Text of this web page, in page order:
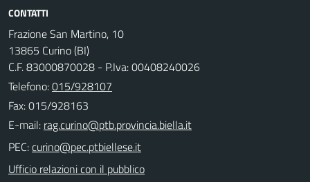
CONTATTI
Frazione San Martino, 10
13865 Curino (BI)
C.F. 83000870028 - P.Iva: 00408240026
Telefono:015/928107
Fax: 015/928163
E-mail:
PEC:
Ufficio relazioni con il pubblico